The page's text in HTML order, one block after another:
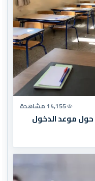
14,155 مشاهدة
حول موعد الدخول